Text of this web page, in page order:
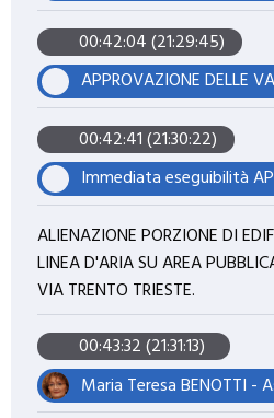
00:42:04 (21:29:45)
00:42:41 (21:30:22)
ALIENAZIONE PORZIONE DI
LINEA D'ARIA SU AREA
VIA TRENTO TRIESTE.
00:43:32 (21:31:13)
Maria Teresa BENOTTI -